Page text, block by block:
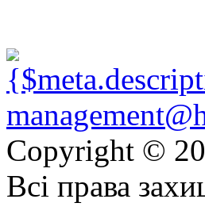
Copyright ©
Всі права